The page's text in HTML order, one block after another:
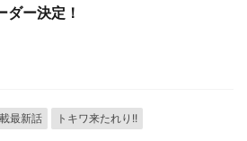
ダー決定！
最新話 トキワ来たれり!!